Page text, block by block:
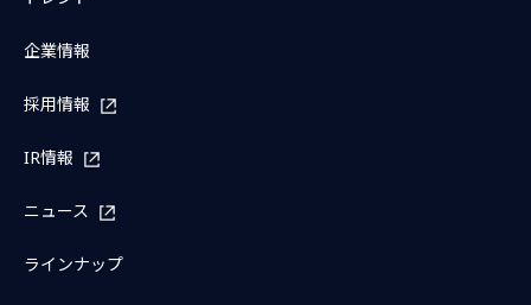
ては、ユーザがすべての責任を負うものとします。なお、
譲渡、貸与又は再配布等する場合、ユーザは当該第三者に
本同意事項・免責事項を遵守させなければならず、当該第
ザは当社に対してその責任を負うものとします。
ユーザは、本件ドキュメントが当社又は当社のライセンサ
ーの財産であり、かつその一切の知的財産権は当社又は当
企業情報
採用情報
IR情報
ニュース
ラインナップ